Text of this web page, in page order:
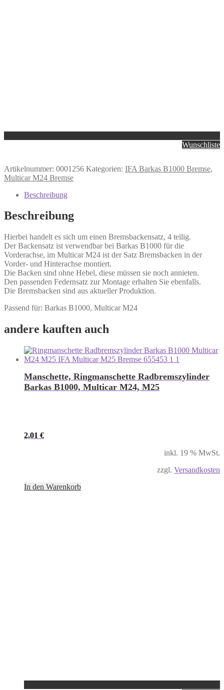
Wunschliste
Artikelnummer: 0001256 Kategorien: IFA Barkas B1000 Bremse,
Multicar M24 Bremse
Beschreibung
Beschreibung
Hierbei handelt es sich um einen Bremsbackensatz, 4 teilig.
Der Backensatz ist verwendbar bei Barkas B1000 für die
Vorderachse, im Multicar M24 ist der Satz Bremsbacken in der
Vorder- und Hinterachse montiert.
Die Backen sind ohne Hebel, diese müssen sie noch annieten.
Den passenden Federnsatz zur Montage erhalten Sie ebenfalls.
Die Bremsbacken sind aus aktueller Produktion.
Passend für: Barkas B1000, Multicar M24
andere kauften auch
Manschette, Ringmanschette Radbremszylinder
Barkas B1000, Multicar M24, M25
2,01 €
inkl. 19 % MwSt.
zzgl. Versandkosten
In den Warenkorb